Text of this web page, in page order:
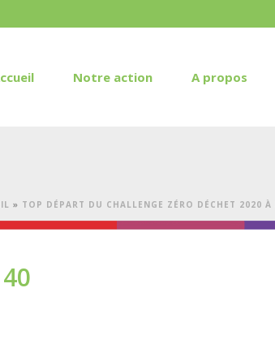
Notre action A propos
» TOP DÉPART DU CHALLENGE ZÉRO DÉCHET 2020